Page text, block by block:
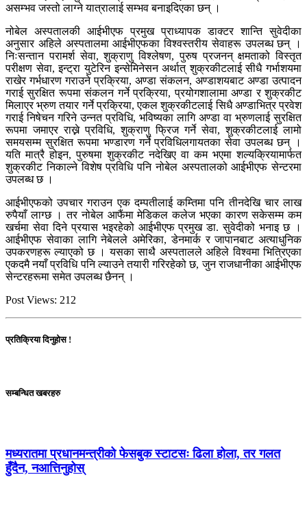
असम्भव जस्तो लाग्ने यात्रालाई सम्भव बनाइदिएका छन् ।
नोबेल अस्पतालकी आईभीएफ प्रमुख प्राध्यापक डाक्टर शान्ति सुवेदीका
अनुसार अहिले अस्पतालमा आईभीएफका विश्वस्तरीय सेवाहरू उपलब्ध छन् ।
निःसन्तान परामर्श सेवा, शुक्राणु विश्लेषण, पुरुष प्रजनन् क्षमताको विस्तृत
परीक्षण सेवा, इन्ट्रा युटेरिन इन्सेमिनेसन अर्थात् शुक्रकीटलाई सीधै गर्भाशयमा
राखेर गर्भधारण गराउने प्रक्रिया, अण्डा संकलन, अण्डाशयबाट अण्डा उत्पादन
गराई सुरक्षित रूपमा संकलन गर्ने प्रक्रिया, प्रयोगशालामा अण्डा र शुक्रकीट
मिलाएर भ्रुण तयार गर्ने प्रक्रिया, एकल शुक्रकीटलाई सिधै अण्डाभित्र प्रवेश
गराई निषेचन गरिने उन्नत प्रविधि, भविष्यका लागि अण्डा वा भ्रुणलाई सुरक्षित
रूपमा जमाएर राख्ने प्रविधि, शुक्राणु फ्रिज गर्ने सेवा, शुक्रकीटलाई लामो
समयसम्म सुरक्षित रूपमा भण्डारण गर्ने प्रविधिलगायतका सेवा उपलब्ध छन् ।
यति मात्रै होइन, पुरुषमा शुक्रकीट नदेखिए वा कम भएमा शल्यक्रियामार्फत
शुक्रकीट निकाल्ने विशेष प्रविधि पनि नोबेल अस्पतालको आईभीएफ सेन्टरमा
उपलब्ध छ ।
आईभीएफको उपचार गराउन एक दम्पतीलाई कम्तिमा पनि तीनदेखि चार लाख
रुपैयाँ लाग्छ । तर नोबेल आफैंमा मेडिकल कलेज भएका कारण सकेसम्म कम
खर्चमा सेवा दिने प्रयास भइरहेको आईभीएफ प्रमुख डा. सुवेदीको भनाइ छ ।
आईभीएफ सेवाका लागि नेबेलले अमेरिका, डेनमार्क र जापानबाट अत्याधुनिक
उपकरणहरू ल्याएको छ । यसका साथै अस्पतालले अहिले विश्वमा भित्रिएका
एकदमै नयाँ प्रविधि पनि ल्याउने तयारी गरिरहेको छ, जुन राजधानीका आईभीएफ
सेन्टरहरूमा समेत उपलब्ध छैनन् ।
Post Views: 212
प्रतिक्रिया दिनुहोस !
सम्बन्धित खबरहरु
मध्यरातमा प्रधानमन्त्रीको फेसबुक स्टाटसः ढिला होला, तर गलत
हुँदैन, नआत्तिनुहोस्